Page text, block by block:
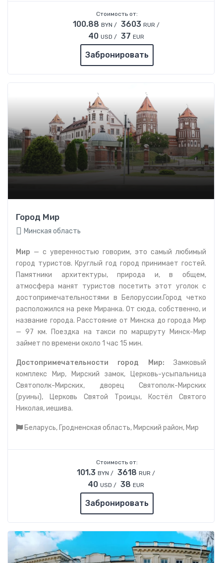
Стоимость от:
100.88 BYN / 3603 RUR /
40 USD / 37 EUR
Забронировать
Город Мир
Минская область
Мир — с уверенностью говорим, это самый любимый
город туристов. Круглый год город принимает гостей.
Памятники архитектуры, природа и, в общем,
атмосфера манят туристов посетить этот уголок с
достопримечательностями в Белоруссии.Город четко
расположился на реке Миранка. От сюда, собственно, и
название города. Расстояние от Минска до города Мир
— 97 км. Поездка на такси по маршруту Минск-Мир
займет по времени около 1 час 15 мин.
Достопримечательности город Мир: Замковый
комплекс Мир, Мирский замок, Церковь-усыпальница
Святополк-Мирских, дворец Святополк-Мирских
(руины), Церковь Святой Троицы, Костёл Святого
Николая, иешива.
Беларусь, Гродненская область, Мирский район, Мир
Стоимость от:
101.3 BYN / 3618 RUR /
40 USD / 38 EUR
Забронировать